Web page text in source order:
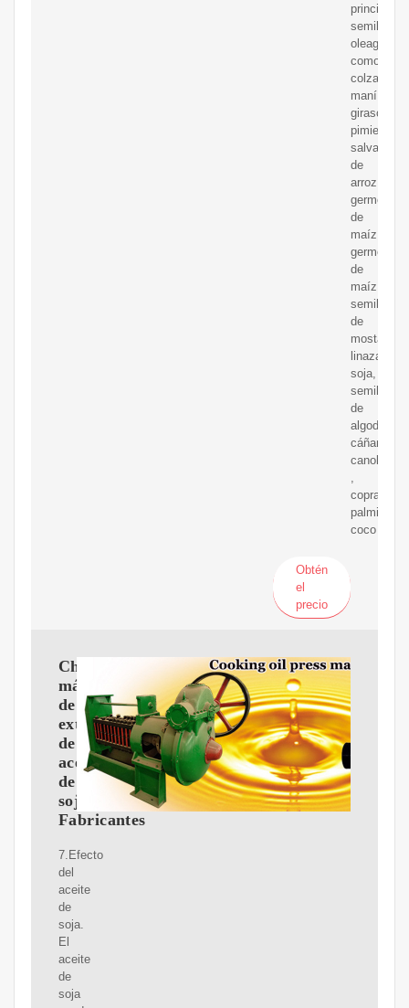
semillas
como
colza,
maní,
girasol,
pimienta,
salvado
de
arroz,
germen
de
maíz,
germen
de
maíz,
semilla
de
mostaza,
linaza,
soja,
semilla
de
algodón,
cáñamo,
canola
copra,
palmiste,
coco
Obtén
el
precio
China
máquina
de
extracción
de
aceite
de
soja
Fabricantes
7.Efecto
del
aceite
de
soja.
El
aceite
de
soja